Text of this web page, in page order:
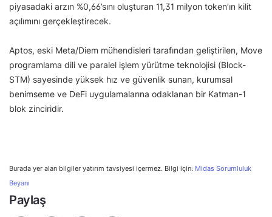
piyasadaki arzın %0,66’sını oluşturan 11,31 milyon token’ın kilit
açılımını gerçekleştirecek.
Aptos, eski Meta/Diem mühendisleri tarafından geliştirilen, Move
programlama dili ve paralel işlem yürütme teknolojisi (Block-
STM) sayesinde yüksek hız ve güvenlik sunan, kurumsal
benimseme ve DeFi uygulamalarına odaklanan bir Katman-1
blok zinciridir.
Burada yer alan bilgiler yatırım tavsiyesi içermez. Bilgi için: Midas Sorumluluk
Beyanı
Paylaş